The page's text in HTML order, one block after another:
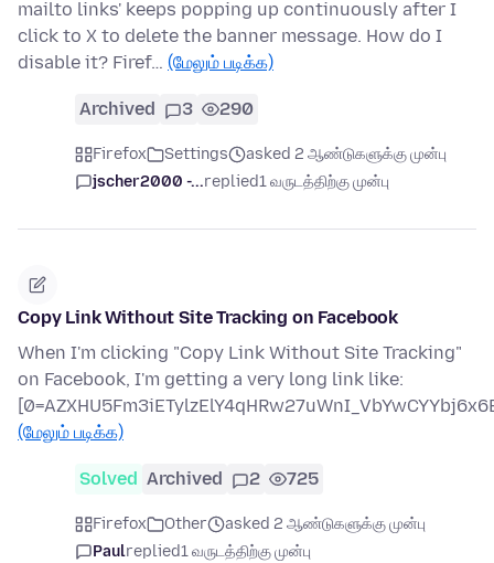
mailto links' keeps popping up continuously after I
click to X to delete the banner message. How do I
disable it? Firef… (மேலும் படிக்க)
Archived 3 290
Firefox Settings
asked 2 ஆண்டுகளுக்கு முன்பு
jscher2000 -...replied1 வருடத்திற்கு முன்பு
Copy Link Without Site Tracking on Facebook
When I'm clicking "Copy Link Without Site Tracking"
on Facebook, I'm getting a very long link like:
(மேலும் படிக்க)
Solved Archived 2 725
Firefox Other
asked 2 ஆண்டுகளுக்கு முன்பு
Paulreplied1 வருடத்திற்கு முன்பு